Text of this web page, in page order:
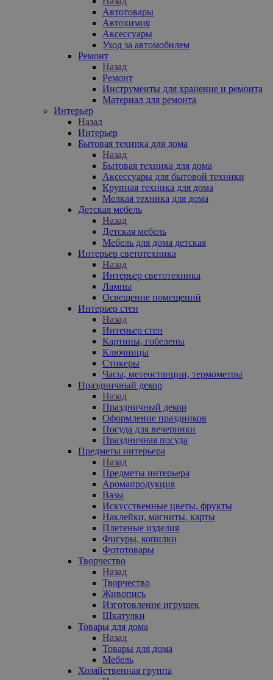
Автотовары
Автохимия
Аксессуары
Уход за автомобилем
Ремонт
Назад
Ремонт
Инструменты для хранение и ремонта
Материал для ремонта
Интерьер
Назад
Интерьер
Бытовая техника для дома
Назад
Бытовая техника для дома
Аксессуары для бытовой техники
Крупная техника для дома
Мелкая техника для дома
Детская мебель
Назад
Детская мебель
Мебель для дома детская
Интерьер светотехника
Назад
Интерьер светотехника
Лампы
Освещение помещений
Интерьер стен
Назад
Интерьер стен
Картины, гобелены
Ключницы
Стикеры
Часы, метеостанции, термометры
Праздничный декор
Назад
Праздничный декор
Оформление праздников
Посуда для вечеринки
Праздничная посуда
Предметы интерьера
Назад
Предметы интерьера
Аромапродукция
Вазы
Искусственные цветы, фрукты
Наклейки, магниты, карты
Плетеные изделия
Фигуры, копилки
Фототовары
Творчество
Назад
Творчество
Живопись
Изготовление игрушек
Шкатулки
Товары для дома
Назад
Товары для дома
Мебель
Хозяйственная группа